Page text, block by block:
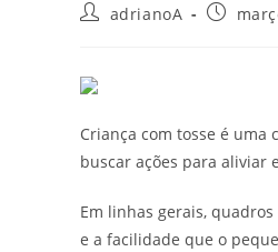
AutoradrianoA
Post
Criança com tosse é
buscar ações para aliviar
Em linhas gerais,
e a facilidade que o